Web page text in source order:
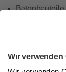
Betonbauteile
Unterbau für
für